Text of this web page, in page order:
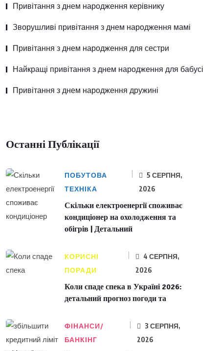
Привітання з днем народження керівнику
Зворушливі привітання з днем народження мамі
Привітання з днем народження для сестри
Найкращі привітання з днем народження для бабусі
Привітання з днем народження дружині
Останні Публікації
ПОБУТОВА
ТЕХНІКА
5 СЕРПНЯ,
2026
Скільки електроенергії споживає
кондиціонер на охолодження та
обігрів | Детальний
КОРИСНІ
ПОРАДИ
4 СЕРПНЯ,
2026
Коли спаде спека в Україні 2026:
детальний прогноз погоди та
ФІНАНСИ/
БАНКІНГ
3 СЕРПНЯ,
2026